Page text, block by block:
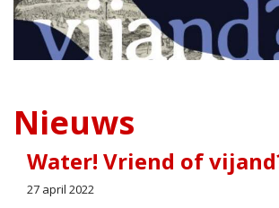
Nieuws
Water! Vriend of
27 april 2022